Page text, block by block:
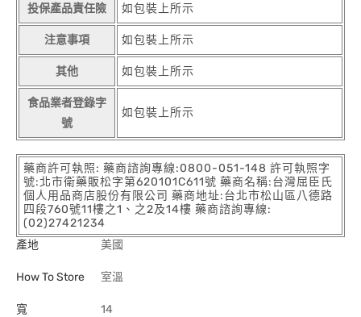
投保產品責任險 如包裝上所示
注意事項 如包裝上所示
其他 如包裝上所示
食品業者登錄字
號
如包裝上所示
藥商許可執照: 藥商諮詢專線:0800-051-148 許可執照字
號:北市衛藥販松字第620101C611號 藥商名稱:台灣屈臣氏
個人用品商店股份有限公司 藥商地址:台北市松山區八德路
四段760號11樓之1、之2及14樓 藥商諮詢專線:
(02)27421234
產地
美國
How To Store 室溫
寬 14